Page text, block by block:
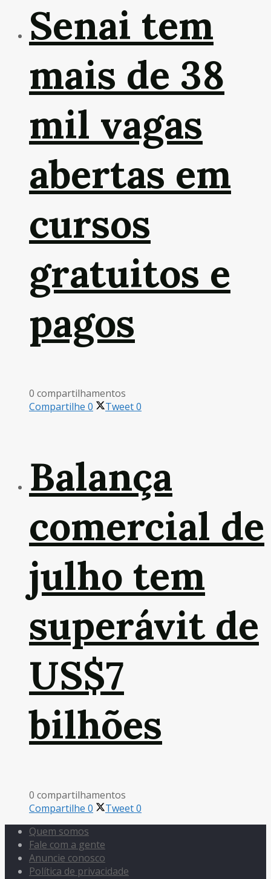
Senai tem
mais de 38
mil vagas
abertas em
cursos
gratuitos e
pagos
0 compartilhamentos
Compartilhe 0 Tweet0
Balança
comercial de
julho tem
superávit de
US$7
bilhões
0 compartilhamentos
Compartilhe 0 Tweet0
Quem somos
Fale com a gente
Anuncie conosco
Política de privacidade